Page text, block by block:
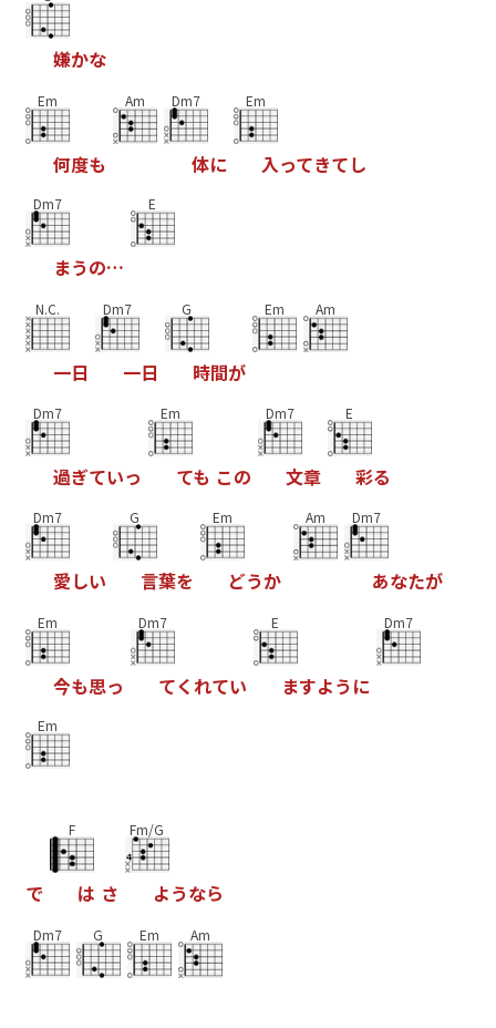
嫌かな
Em
何度も
Am Dm7
体に
Em
入ってきてし
Dm7
まうの…
E
N.C.
一日
Dm7
一日
G
時間が
Em Am
Dm7
過ぎていっ
Em
ても この
Dm7
文章
E
彩る
Dm7
愛しい
G
言葉を
Em
どうか
Am Dm7
あなたが
Em
今も思っ
Dm7
てく れてい
E
ますよう に
Dm7
Em
で
F
は さ
Fm/G
ようなら
Dm7 G Em Am